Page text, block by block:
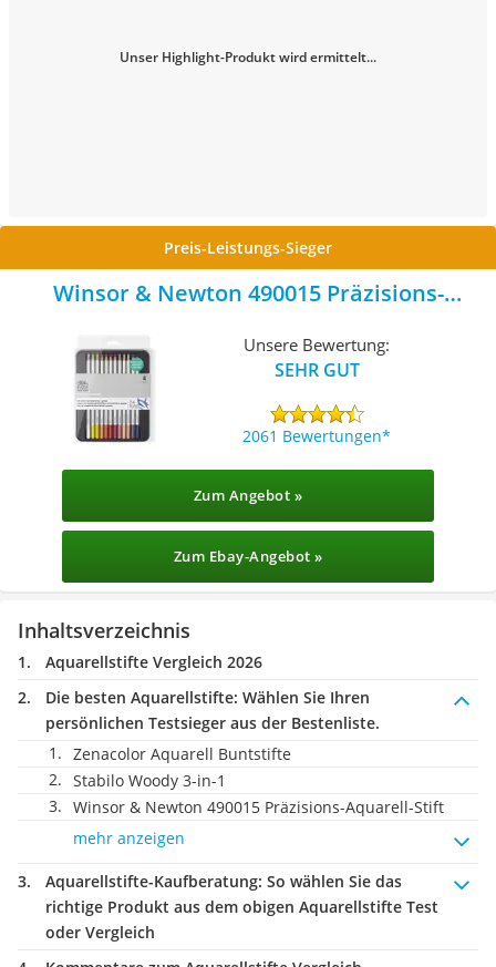
Unser Highlight-Produkt wird ermittelt...
Preis-Leistungs-Sieger
Winsor & Newton 490015 Präzisions-
Unsere Bewertung:
SEHR GUT
2061 Bewertungen
Zum Angebot »
Zum Ebay-Angebot »
Inhaltsverzeichnis
Aquarellstifte Vergleich 2026
Die besten Aquarellstifte: Wählen Sie Ihren
persönlichen Testsieger aus der Bestenliste.
Zenacolor Aquarell Buntstifte
Stabilo Woody 3-in-1
Winsor & Newton 490015 Präzisions-Aquarell-Stift
mehr anzeigen
Aquarellstifte-Kaufberatung: So wählen Sie das
richtige Produkt aus dem obigen Aquarellstifte Test
oder Vergleich